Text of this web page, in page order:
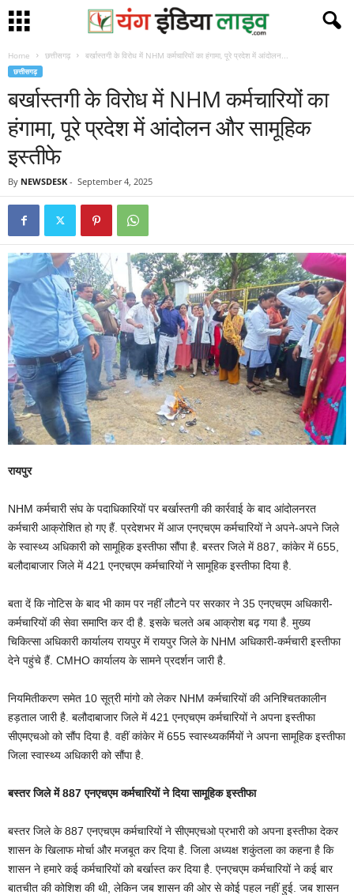
Home छत्तीसगढ़ बर्खास्तगी के विरोध में NHM कर्मचारियों का हंगामा, पूरे प्रदेश में आंदोलन...
छत्तीसगढ़
बर्खास्तगी के विरोध में NHM कर्मचारियों का
हंगामा, पूरे प्रदेश में आंदोलन और सामूहिक
इस्तीफे
By NEWSDESK - September 4, 2025
रायपुर
NHM कर्मचारी संघ के पदाधिकारियों पर बर्खास्तगी की कार्रवाई के बाद आंदोलनरत
कर्मचारी आक्रोशित हो गए हैं. प्रदेशभर में आज एनएचएम कर्मचारियों ने अपने-अपने जिले
के स्वास्थ्य अधिकारी को सामूहिक इस्तीफा सौंपा है. बस्तर जिले में 887, कांकेर में 655,
बलौदाबाजार जिले में 421 एनएचएम कर्मचारियों ने सामूहिक इस्तीफा दिया है.
बता दें कि नोटिस के बाद भी काम पर नहीं लौटने पर सरकार ने 35 एनएचएम अधिकारी-
कर्मचारियों की सेवा समाप्ति कर दी है. इसके चलते अब आक्रोश बढ़ गया है. मुख्य
चिकित्सा अधिकारी कार्यालय रायपुर में रायपुर जिले के NHM अधिकारी-कर्मचारी इस्तीफा
देने पहुंचे हैं. CMHO कार्यालय के सामने प्रदर्शन जारी है.
नियमितीकरण समेत 10 सूत्री मांगो को लेकर NHM कर्मचारियों की अनिश्चितकालीन
हड़ताल जारी है. बलौदाबाजार जिले में 421 एनएचएम कर्मचारियों ने अपना इस्तीफा
सीएमएचओ को सौंप दिया है. वहीं कांकेर में 655 स्वास्थ्यकर्मियों ने अपना सामूहिक इस्तीफा
जिला स्वास्थ्य अधिकारी को सौंपा है.
बस्तर जिले में 887 एनएचएम कर्मचारियों ने दिया सामूहिक इस्तीफा
बस्तर जिले के 887 एनएचएम कर्मचारियों ने सीएमएचओ प्रभारी को अपना इस्तीफा देकर
शासन के खिलाफ मोर्चा और मजबूत कर दिया है. जिला अध्यक्ष शकुंतला का कहना है कि
शासन ने हमारे कई कर्मचारियों को बर्खास्त कर दिया है. एनएचएम कर्मचारियों ने कई बार
बातचीत की कोशिश की थी, लेकिन जब शासन की ओर से कोई पहल नहीं हुई. जब शासन